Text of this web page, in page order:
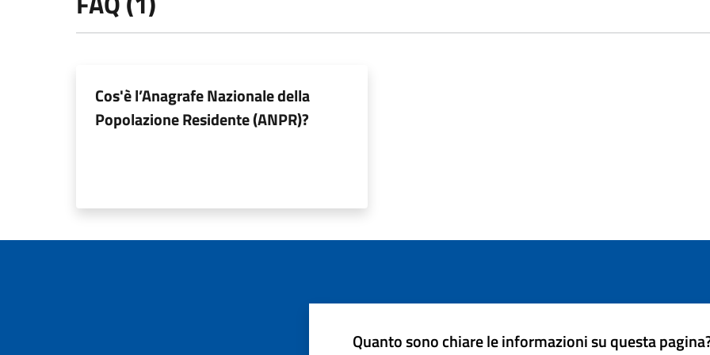
Cos'è l’Anagrafe Nazionale della
Popolazione Residente (ANPR)?
Quanto sono chiare le informazioni su questa